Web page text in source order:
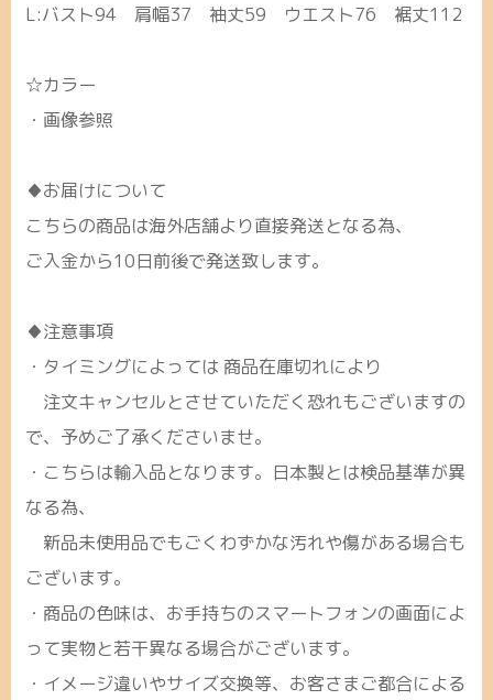
L:バスト94 肩幅37 袖丈59 ウエスト76 裾丈112
☆カラー
・画像参照
♦お届けについて
こちらの商品は海外店舗より直接発送となる為、
ご入金から10日前後で発送致します。
♦注意事項
・タイミングによっては 商品在庫切れにより
注文キャンセルとさせていただく恐れもございますの
で、予めご了承くださいませ。
・こちらは輸入品となります。日本製とは検品基準が異
なる為、
新品未使用品でもごくわずかな汚れや傷がある場合も
ございます。
・商品の色味は、お手持ちのスマートフォンの画面によ
って実物と若干異なる場合がございます。
・イメージ違いやサイズ交換等、お客さまご都合による